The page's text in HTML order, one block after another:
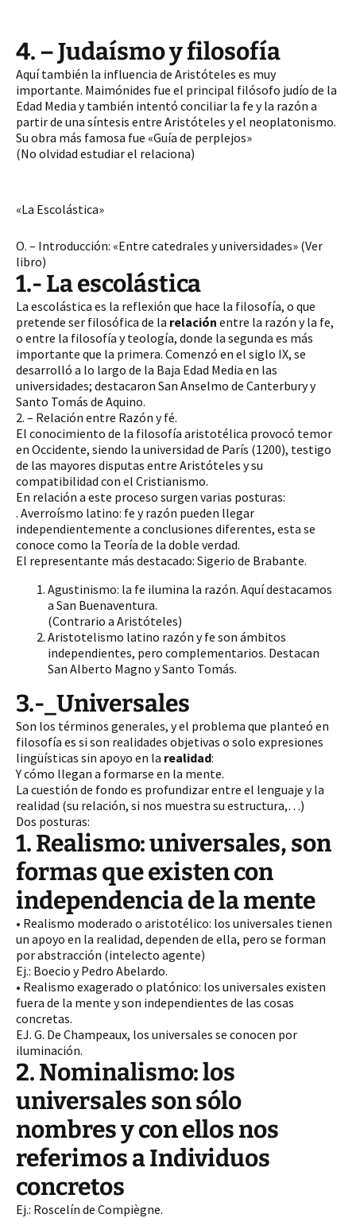
4. – Judaísmo y filosofía
Aquí también la influencia de Aristóteles es muy
importante. Maimónides fue el principal filósofo judío de la
Edad Media y también intentó conciliar la fe y la razón a
partir de una síntesis entre Aristóteles y el neoplatonismo.
Su obra más famosa fue «Guía de perplejos»
(No olvidad estudiar el relaciona)
«La Escolástica»
O. – Introducción: «Entre catedrales y universidades» (Ver
libro)
1.- La escolástica
La escolástica es la reflexión que hace la filosofía, o que
pretende ser filosófica de la relación entre la razón y la fe,
o entre la filosofía y teología, donde la segunda es más
importante que la primera. Comenzó en el siglo IX, se
desarrolló a lo largo de la Baja Edad Media en las
universidades; destacaron San Anselmo de Canterbury y
Santo Tomás de Aquino.
2. – Relación entre Razón y fé.
El conocimiento de la filosofía aristotélica provocó temor
en Occidente, siendo la universidad de París (1200), testigo
de las mayores disputas entre Aristóteles y su
compatibilidad con el Cristianismo.
En relación a este proceso surgen varias posturas:
. Averroísmo latino: fe y razón pueden llegar
independientemente a conclusiones diferentes, esta se
conoce como la Teoría de la doble verdad.
El representante más destacado: Sigerio de Brabante.
Agustinismo: la fe ilumina la razón. Aquí destacamos
a San Buenaventura.
(Contrario a Aristóteles)
Aristotelismo latino razón y fe son ámbitos
independientes, pero complementarios. Destacan
San Alberto Magno y Santo Tomás.
3.-_Universales
Son los términos generales, y el problema que planteó en
filosofía es si son realidades objetivas o solo expresiones
lingüísticas sin apoyo en la realidad:
Y cómo llegan a formarse en la mente.
La cuestión de fondo es profundizar entre el lenguaje y la
realidad (su relación, si nos muestra su estructura,…)
Dos posturas:
1. Realismo: universales, son
formas que existen con
independencia de la mente
• Realismo moderado o aristotélico: los universales tienen
un apoyo en la realidad, dependen de ella, pero se forman
por abstracción (intelecto agente)
Ej.: Boecio y Pedro Abelardo.
• Realismo exagerado o platónico: los universales existen
fuera de la mente y son independientes de las cosas
concretas.
EJ. G. De Champeaux, los universales se conocen por
iluminación.
2. Nominalismo: los
universales son sólo
nombres y con ellos nos
referimos a Individuos
concretos
Ej.: Roscelín de Compiègne.